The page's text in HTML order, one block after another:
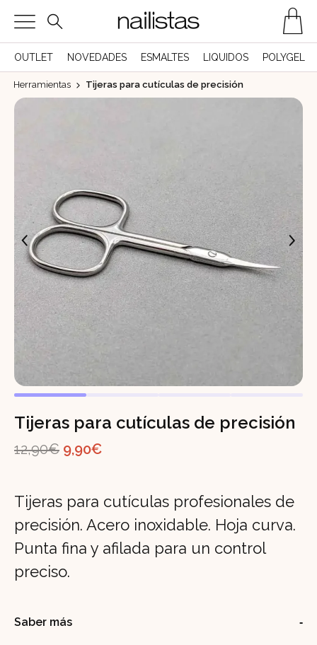
OUTLET NOVEDADES ESMALTES LIQUIDOS POLYGEL
Herramientas Tijeras para cutículas de precisión
Tijeras para cutículas de precisión
12,90€ El
era:
12,90€.
9,90€El
actual
es:
9,90€.
Tijeras para cutículas profesionales de
precisión. Acero inoxidable. Hoja curva.
Punta fina y afilada para un control
preciso.
Saber más